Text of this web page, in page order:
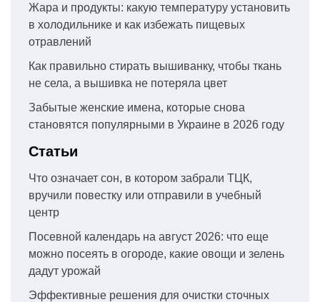
Жара и продукты: какую температуру установить
в холодильнике и как избежать пищевых
отравлений
Как правильно стирать вышиванку, чтобы ткань
не села, а вышивка не потеряла цвет
Забытые женские имена, которые снова
становятся популярными в Украине в 2026 году
Статьи
Что означает сон, в котором забрали ТЦК,
вручили повестку или отправили в учебный
центр
Посевной календарь на август 2026: что еще
можно посеять в огороде, какие овощи и зелень
дадут урожай
Эффективные решения для очистки сточных